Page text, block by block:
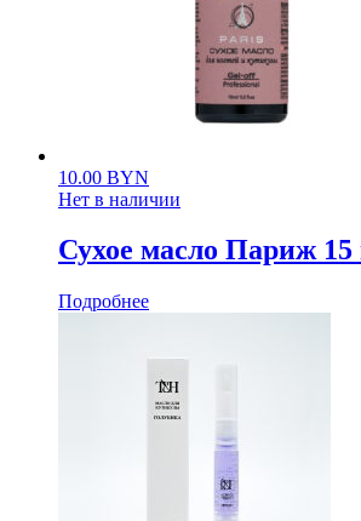
10.00 BYN
Нет в наличии
Сухое масло Париж
Подробнее